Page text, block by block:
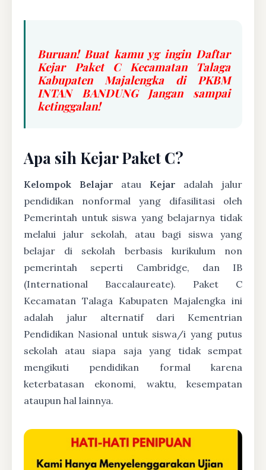
Buruan! Buat kamu yg ingin Daftar
Kejar Paket C Kecamatan Talaga
Kabupaten Majalengka di PKBM
INTAN BANDUNG Jangan sampai
ketinggalan!
Apa sih Kejar Paket C?
Kelompok Belajar atau Kejar adalah jalur
pendidikan nonformal yang difasilitasi oleh
Pemerintah untuk siswa yang belajarnya tidak
melalui jalur sekolah, atau bagi siswa yang
belajar di sekolah berbasis kurikulum non
pemerintah seperti Cambridge, dan IB
(International Baccalaureate). Paket C
Kecamatan Talaga Kabupaten Majalengka ini
adalah jalur alternatif dari Kementrian
Pendidikan Nasional untuk siswa/i yang putus
sekolah atau siapa saja yang tidak sempat
mengikuti pendidikan formal karena
keterbatasan ekonomi, waktu, kesempatan
ataupun hal lainnya.